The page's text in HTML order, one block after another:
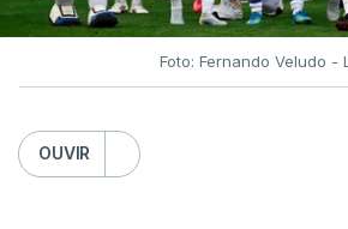
Foto: Fernando Veludo -
OUVIR